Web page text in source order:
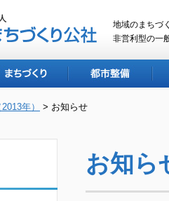
地域のまちづ
非営利型の一
年） > お知らせ
お知ら